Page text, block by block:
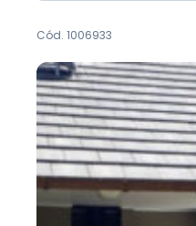
Cód. 1006933
R$255.450,00
R$247.000,00
62m²•2quartos•1
Apartamento •
Ernani Enio
Hamburgo/RS